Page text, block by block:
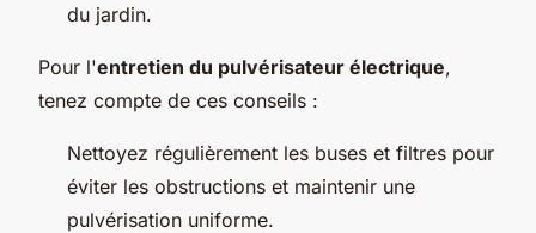
du jardin.
Pour l'entretien du pulvérisateur électrique,
tenez compte de ces conseils :
Nettoyez régulièrement les buses et filtres pour
éviter les obstructions et maintenir une
pulvérisation uniforme.